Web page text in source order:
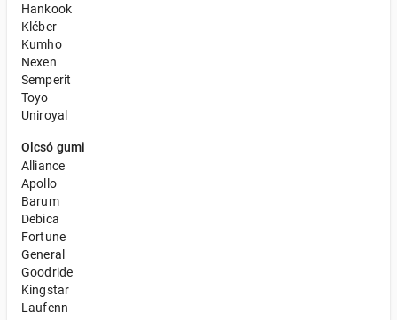
Hankook
Kléber
Kumho
Nexen
Semperit
Toyo
Uniroyal
Olcsó gumi
Alliance
Apollo
Barum
Debica
Fortune
General
Goodride
Kingstar
Laufenn